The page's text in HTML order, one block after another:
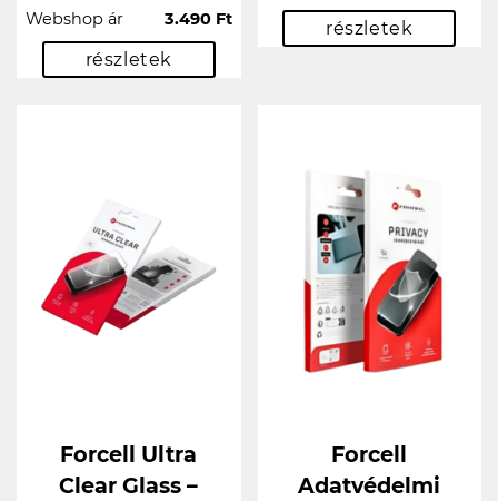
Webshop ár 3.490 Ft
részletek
részletek
Forcell Ultra
Clear Glass –
Forcell
Adatvédelmi